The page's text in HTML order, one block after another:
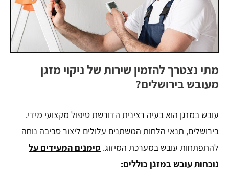
מתי נצטרך להזמין שירות של ניקוי מזגן
מעובש בירושלים?
עובש במזגן הוא בעיה רצינית הדורשת טיפול מקצועי מידי.
בירושלים, תנאי הלחות המשתנים עלולים ליצור סביבה נוחה
להתפתחות עובש במערכת המיזוג. סימנים המעידים על
נוכחות עובש במזגן כוללים: